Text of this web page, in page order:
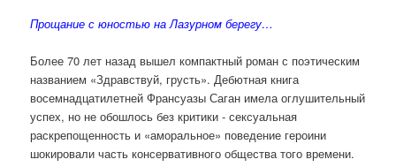
Прощание с юностью на Лазурном берегу…
Более 70 лет назад вышел компактный роман с поэтическим
названием «Здравствуй, грусть». Дебютная книга
восемнадцатилетней Франсуазы Саган имела оглушительный
успех, но не обошлось без критики - сексуальная
раскрепощенность и «аморальное» поведение героини
шокировали часть консервативного общества того времени.